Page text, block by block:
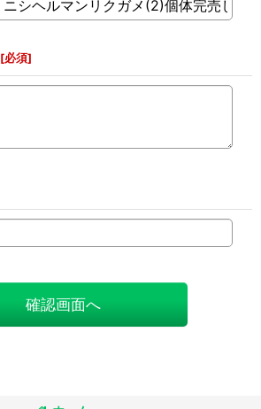
[必須]
確認画面へ